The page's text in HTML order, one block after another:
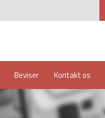
Beviser Kontakt os